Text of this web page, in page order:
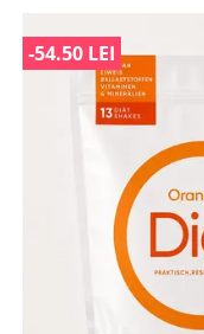
-54.50 LEI